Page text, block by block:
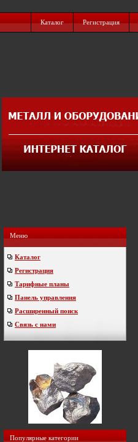
Каталог Регистрация
Меню
Каталог
Регистрация
Тарифные планы
Панель управления
Расширенный поиск
Связь с нами
Популярные категории